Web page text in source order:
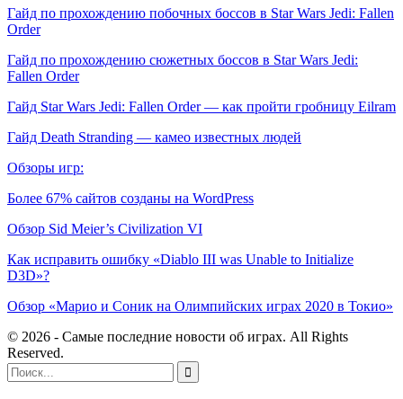
Гайд по прохождению побочных боссов в Star Wars Jedi: Fallen
Order
Гайд по прохождению сюжетных боссов в Star Wars Jedi:
Fallen Order
Гайд Star Wars Jedi: Fallen Order — как пройти гробницу Eilram
Гайд Death Stranding — камео известных людей
Обзоры игр:
Более 67% сайтов созданы на WordPress
Обзор Sid Meier’s Civilization VI
Как исправить ошибку «Diablo III was Unable to Initialize
D3D»?
Обзор «Марио и Соник на Олимпийских играх 2020 в Токио»
© 2026 - Самые последние новости об играх. All Rights
Reserved.